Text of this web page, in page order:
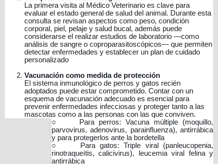
La primera visita al Médico Veterinario es clave para
evaluar el estado general de salud del animal. Durante esta
consulta se revisan aspectos como peso, condición
corporal, piel, pelaje y salud bucal, además puede
considerarse el realizar estudios de laboratorio —como
análisis de sangre o coproparasitoscópicos— que permiten
detectar enfermedades y establecer un plan de cuidado
personalizado
Vacunación como medida de protección
El sistema inmunológico de perros y gatos recién
adoptados puede estar comprometido. Contar con un
esquema de vacunación adecuado es esencial para
prevenir enfermedades infecciosas y proteger tanto a las
mascotas como a las personas con las que conviven.
○
Para perros: Vacuna múltiple (moquillo,
parvovirus, adenovirus, parainfluenza), antirrábica
y para protegerlos ante la bordetella
○
Para gatos: Triple viral (panleucopenia,
rinotraqueítis, calicivirus), leucemia viral felina y
antirrábica